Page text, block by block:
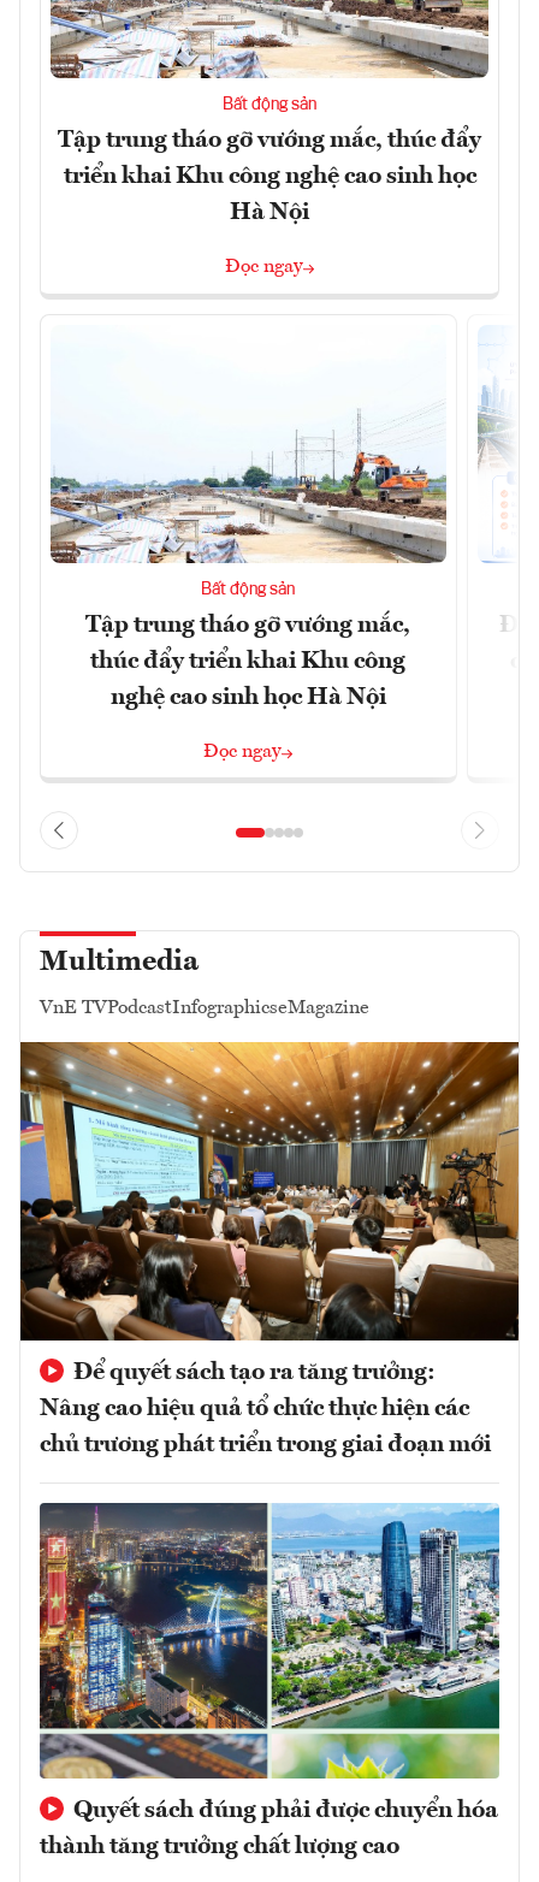
Bất động sản
Tập trung tháo gỡ vướng mắc, thúc đẩy
triển khai Khu công nghệ cao sinh học
Hà Nội
Đọc ngay
Bất động sản
Tập trung tháo gỡ vướng mắc,
thúc đẩy triển khai Khu công
nghệ cao sinh học Hà Nội
Đọc ngay
Multimedia
VnE TVPodcastInfographicseMagazine
Để quyết sách tạo ra tăng trưởng:
Nâng cao hiệu quả tổ chức thực hiện các
chủ trương phát triển trong giai đoạn mới
Quyết sách đúng phải được chuyển hóa
thành tăng trưởng chất lượng cao